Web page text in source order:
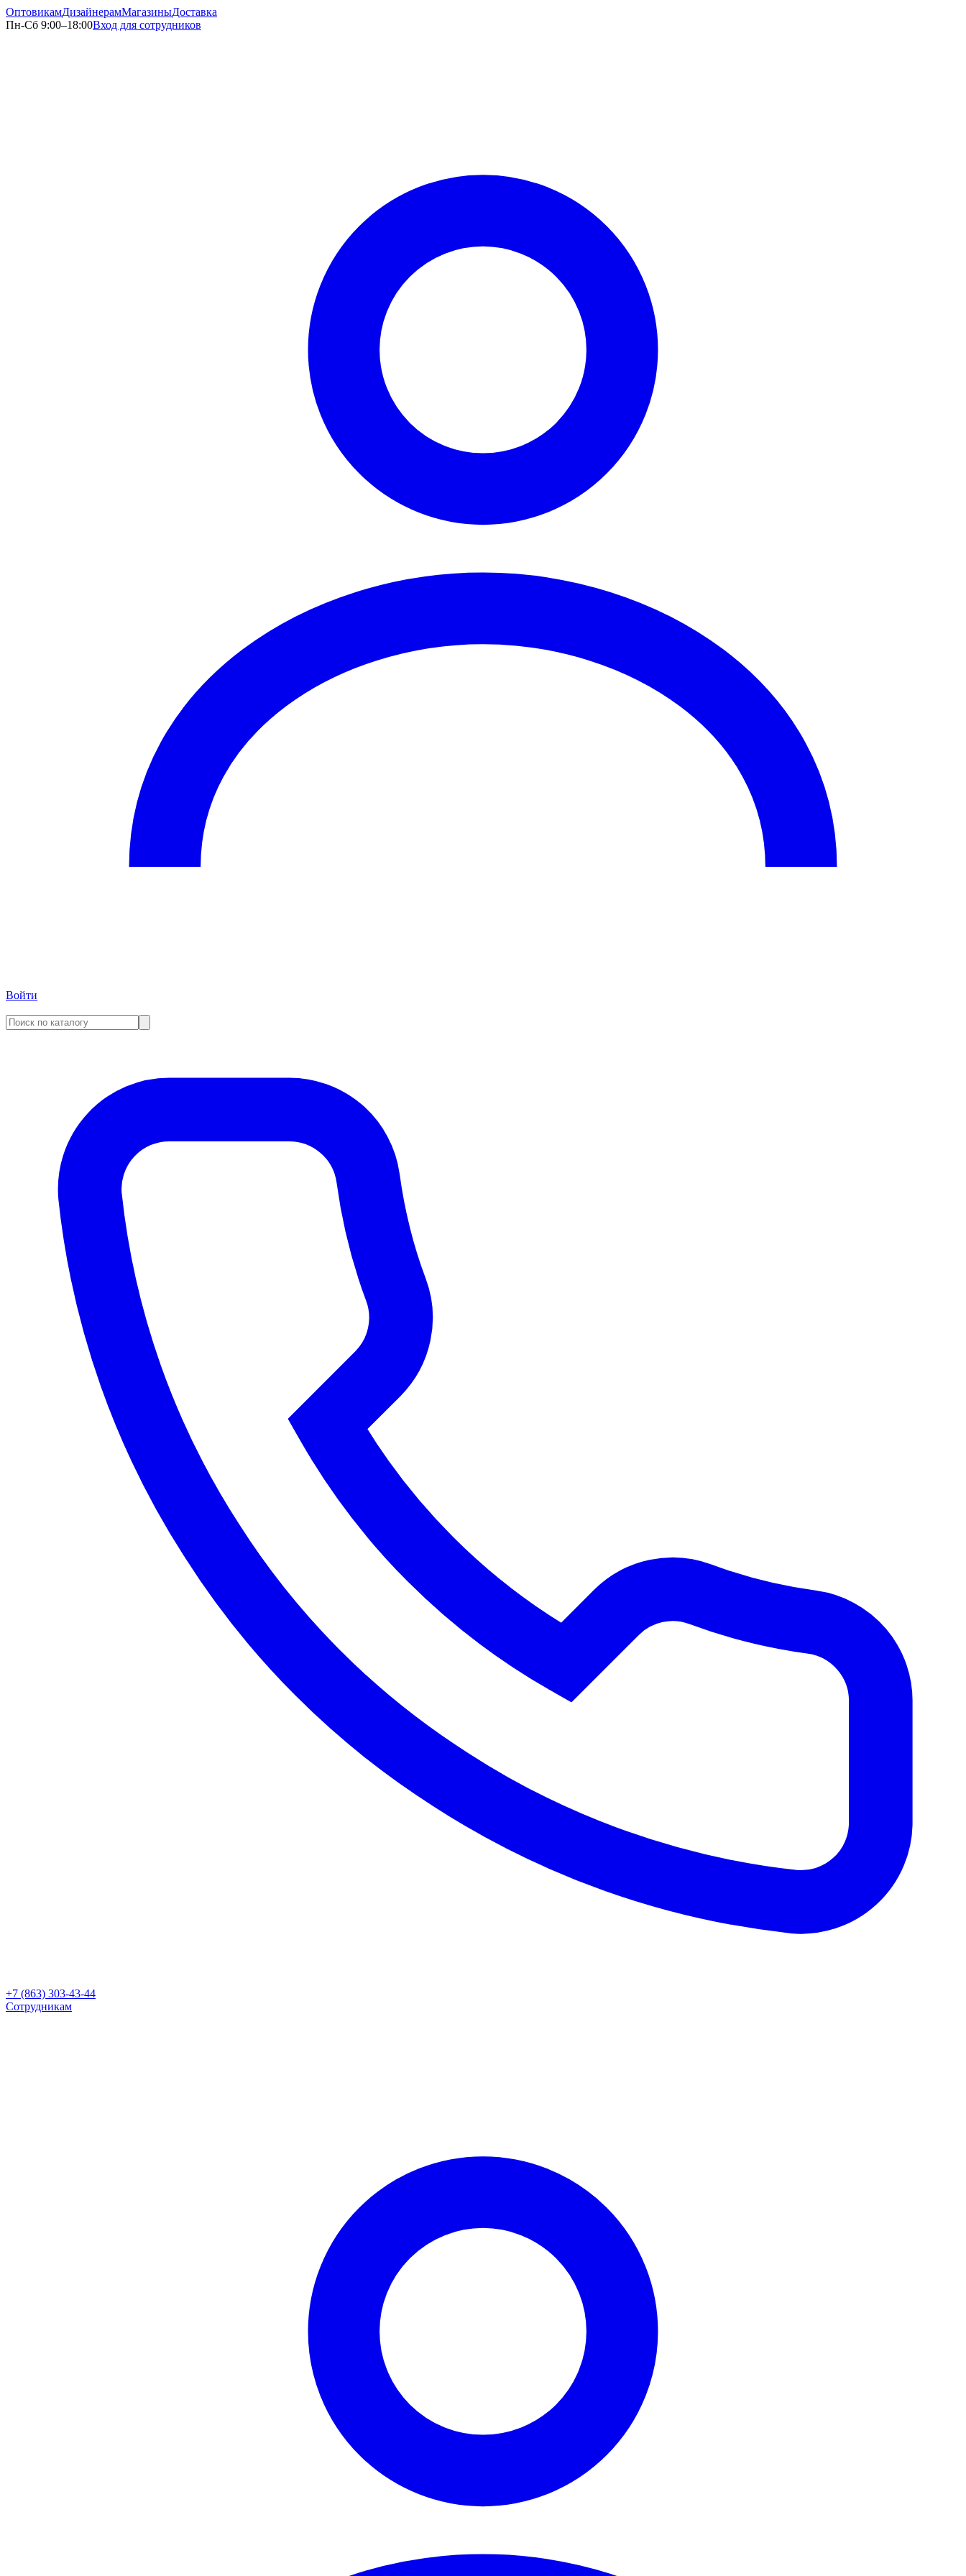
ОптовикамДизайнерамМагазиныДоставка
Пн-Сб 9:00–18:00Вход для сотрудников
Войти
+7 (863) 303-43-44
Сотрудникам